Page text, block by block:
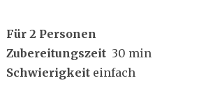
Für 2 Personen
Zubereitungszeit 30 min
Schwierigkeiteinfach